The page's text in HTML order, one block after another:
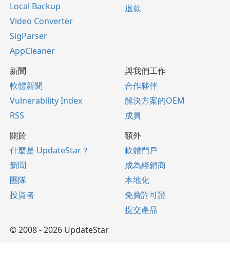
Local Backup
Video Converter
SigParser
AppCleaner
退款
新聞
軟體新聞
Vulnerability Index
RSS
與我們工作
合作夥伴
解決方案的OEM
成員
關於
什麼是 UpdateStar？
新聞
團隊
投資者
額外
軟體門戶
成為經銷商
本地化
免費許可證
提交產品
© 2008 - 2026 UpdateStar